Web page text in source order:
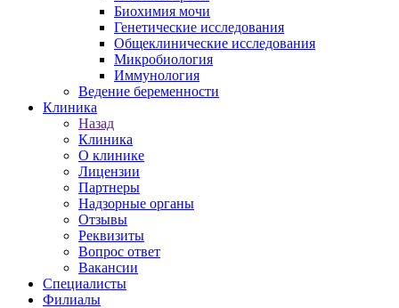
Биохимия мочи
Генетические исследования
Общеклинические исследования
Микробиология
Иммунология
Ведение беременности
Клиника
Назад
Клиника
О клинике
Лицензии
Партнеры
Надзорные органы
Отзывы
Реквизиты
Вопрос ответ
Вакансии
Специалисты
Филиалы